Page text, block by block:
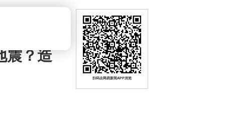
震？造
扫码去网易新闻APP浏览